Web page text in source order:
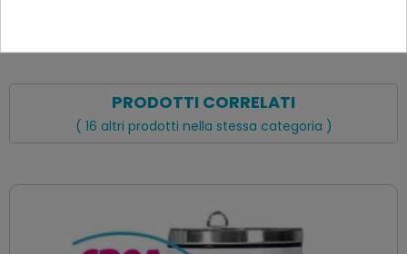
PRODOTTI CORRELATI
( 16 altri prodotti nella stessa categoria )